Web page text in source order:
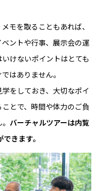
モを取ることもあれば、
ントや行事、展示会の運
けないポイントはとても
はありません。
をしておき、大切なポイ
とで、時間や体力のご負
バーチャルツアーは内覧
きます。